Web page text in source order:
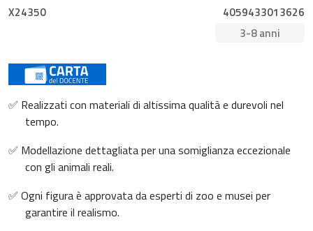
X24350
4059433013626
3-8 anni
✅ Realizzati con materiali di altissima qualità e durevoli nel
tempo.
✅ Modellazione dettagliata per una somiglianza eccezionale
con gli animali reali.
✅ Ogni figura è approvata da esperti di zoo e musei per
garantire il realismo.